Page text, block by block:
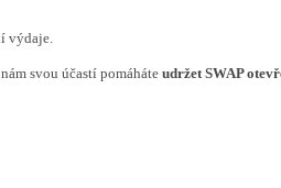
výdaje.
svou účastí pomáháteudržet SWAP